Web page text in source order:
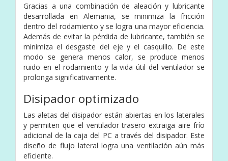
Gracias a una combinación de aleación y lubricante
desarrollada en Alemania, se minimiza la fricción
dentro del rodamiento y se logra una mayor eficiencia.
Además de evitar la pérdida de lubricante, también se
minimiza el desgaste del eje y el casquillo. De este
modo se genera menos calor, se produce menos
ruido en el rodamiento y la vida útil del ventilador se
prolonga significativamente.
Disipador optimizado
Las aletas del disipador están abiertas en los laterales
y permiten que el ventilador trasero extraiga aire frío
adicional de la caja del PC a través del disipador. Este
diseño de flujo lateral logra una ventilación aún más
eficiente.